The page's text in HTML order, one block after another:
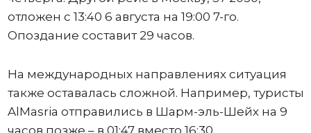
отложен с 13:40 6 августа на 19:00 7-го.
Опоздание составит 29 часов.
На международных направлениях ситуация
также оставалась сложной. Например, туристы
AlMasria отправились в Шарм-эль-Шейх на 9